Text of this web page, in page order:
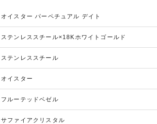
オイスター パーペチュアル デイト
ステンレススチール×18Kホワイトゴールド
ステンレススチール
オイスター
フルーテッドベゼル
サファイアクリスタル